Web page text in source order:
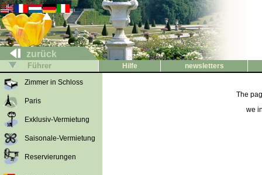
zurück
Führer Hilfe
newsletters
Zimmer in Schloss
Paris
Exklusiv-Vermietung
Saisonale-Vermietung
Reservierungen
The
we